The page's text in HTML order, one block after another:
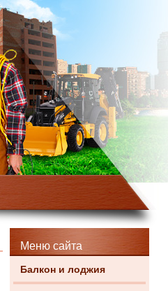
Меню сайта
Балкон и лоджия